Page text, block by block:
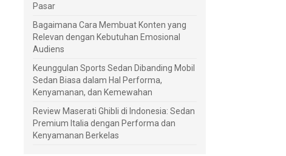
Pasar
Bagaimana Cara Membuat Konten yang
Relevan dengan Kebutuhan Emosional
Audiens
Keunggulan Sports Sedan Dibanding Mobil
Sedan Biasa dalam Hal Performa,
Kenyamanan, dan Kemewahan
Review Maserati Ghibli di Indonesia: Sedan
Premium Italia dengan Performa dan
Kenyamanan Berkelas